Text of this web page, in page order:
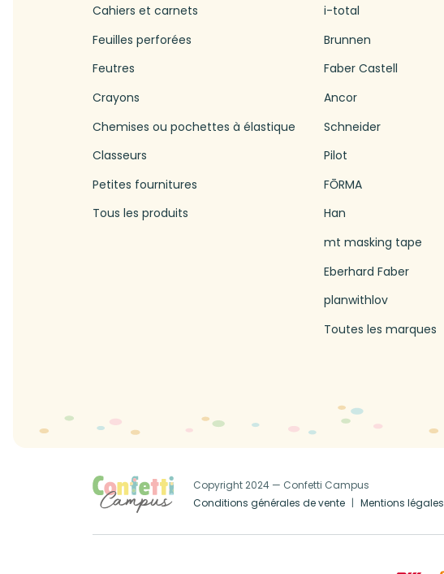
Cahiers et carnets
Feuilles perforées
Feutres
Crayons
Chemises ou pochettes à élastique
Classeurs
Petites fournitures
Tous les produits
i-total
Brunnen
Faber Castell
Ancor
Schneider
Pilot
FŌRMA
Han
mt masking tape
Eberhard Faber
planwithlov
Toutes les marques
Copyright 2024 — Confetti Campus
Conditions générales de vente
Mentions légales